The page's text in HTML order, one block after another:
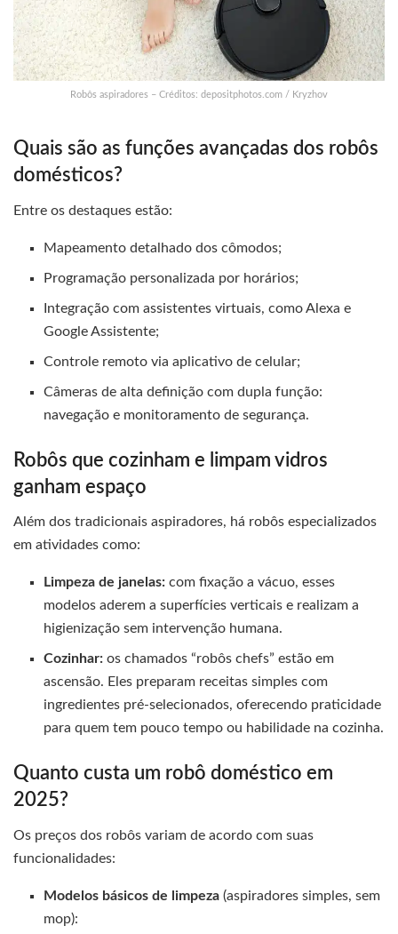
Robôs aspiradores – Créditos: depositphotos.com / Kryzhov
Quais são as funções avançadas dos robôs
domésticos?
Entre os destaques estão:
Mapeamento detalhado dos cômodos;
Programação personalizada por horários;
Integração com assistentes virtuais, como Alexa e
Google Assistente;
Controle remoto via aplicativo de celular;
Câmeras de alta definição com dupla função:
navegação e monitoramento de segurança.
Robôs que cozinham e limpam vidros
ganham espaço
Além dos tradicionais aspiradores, há robôs especializados
em atividades como:
Limpeza de janelas: com fixação a vácuo, esses
modelos aderem a superfícies verticais e realizam a
higienização sem intervenção humana.
Cozinhar: os chamados “robôs chefs” estão em
ascensão. Eles preparam receitas simples com
ingredientes pré-selecionados, oferecendo praticidade
para quem tem pouco tempo ou habilidade na cozinha.
Quanto custa um robô doméstico em
2025?
Os preços dos robôs variam de acordo com suas
funcionalidades:
Modelos básicos de limpeza (aspiradores simples, sem
mop):